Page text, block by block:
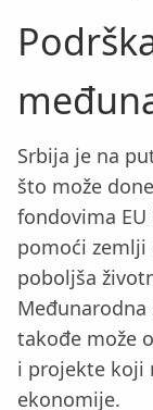
Srbija je na
što može
fondovima
pomoći
poboljša
takođe može
i projekte koji
ekonomije.